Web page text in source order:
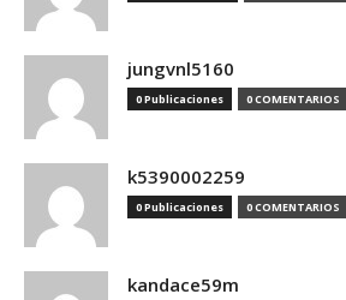
jungvnl5160
0 Publicaciones 0 COMENTARIOS
k5390002259
0 Publicaciones 0 COMENTARIOS
kandace59m